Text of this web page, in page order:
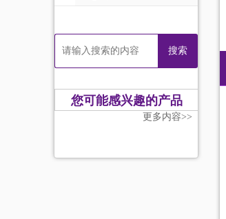
搜索
您可能感兴趣的产品
更多内容>>